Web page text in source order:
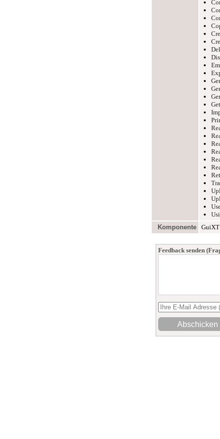
Komponente